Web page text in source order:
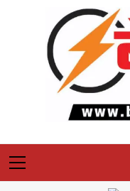
Primary
Menu